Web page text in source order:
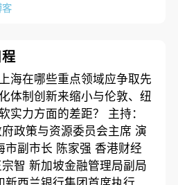
海在哪些重点领域应争取先
体制创新来缩小与伦敦、纽
实力方面的差距？ 主持：
政策与资源委员会主席 演
副市长 陈家强 香港财经
智 新加坡金融管理局副局